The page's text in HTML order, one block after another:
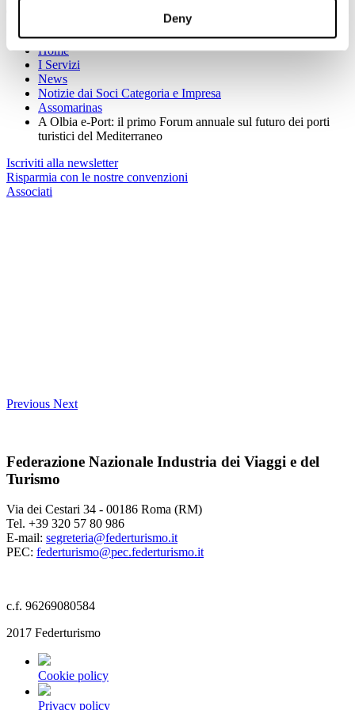
Deny
Sei qui:
Home
I Servizi
News
Notizie dai Soci Categoria e Impresa
Assomarinas
A Olbia e-Port: il primo Forum annuale sul futuro dei porti
turistici del Mediterraneo
Iscriviti alla newsletter
Risparmia con le nostre convenzioni
Associati
Previous Next
Federazione Nazionale Industria dei Viaggi e del
Turismo
Via dei Cestari 34 - 00186 Roma (RM)
Tel. +39 320 57 80 986
E-mail: segreteria@federturismo.it
PEC: federturismo@pec.federturismo.it
c.f. 96269080584
2017 Federturismo
Cookie policy
Privacy policy